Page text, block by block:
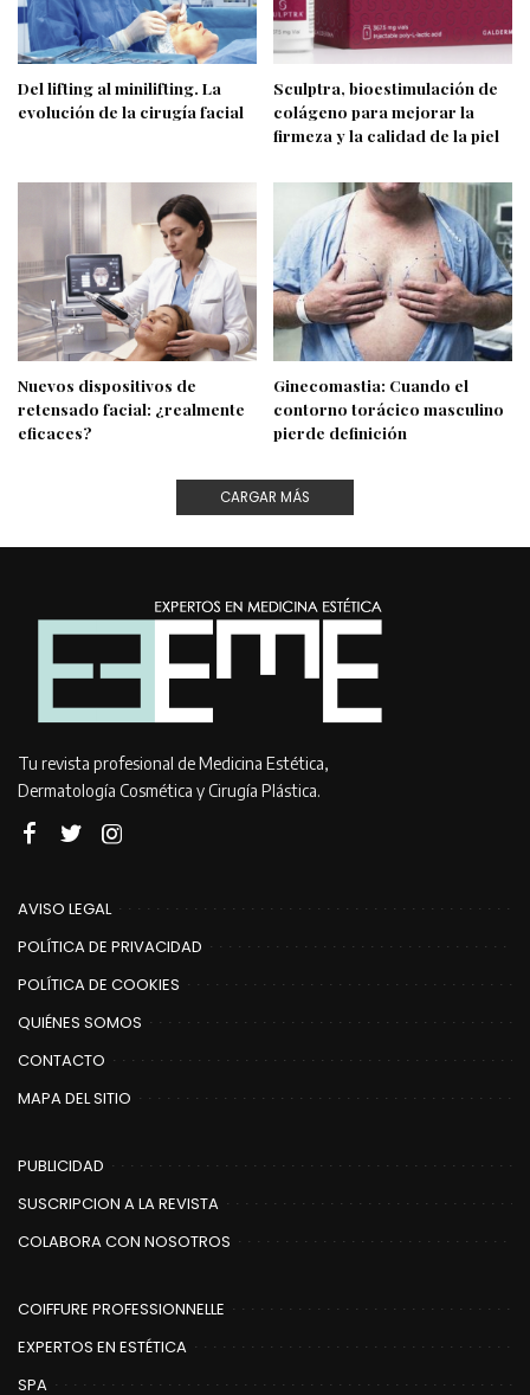
Del lifting al minilifting. La
evolución de la cirugía facial
Sculptra, bioestimulación de
colágeno para mejorar la
firmeza y la calidad de la piel
Nuevos dispositivos de
retensado facial: ¿realmente
eficaces?
Ginecomastia: Cuando el
contorno torácico masculino
pierde definición
CARGAR MÁS
Tu revista profesional de Medicina Estética,
Dermatología Cosmética y Cirugía Plástica.
AVISO LEGAL
POLÍTICA DE PRIVACIDAD
POLÍTICA DE COOKIES
QUIÉNES SOMOS
CONTACTO
MAPA DEL SITIO
PUBLICIDAD
SUSCRIPCION A LA REVISTA
COLABORA CON NOSOTROS
COIFFURE PROFESSIONNELLE
EXPERTOS EN ESTÉTICA
SPA